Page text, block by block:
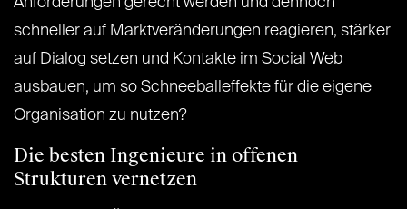
schneller auf Marktveränderungen reagieren, stärker
auf Dialog setzen und Kontakte im Social Web
ausbauen, um so Schneeballeffekte für die eigene
Organisation zu nutzen?
Die besten Ingenieure in offenen
Strukturen vernetzen